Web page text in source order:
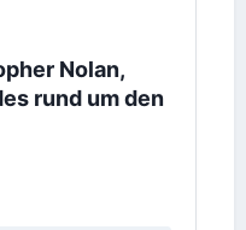
Nolan,
rund um den